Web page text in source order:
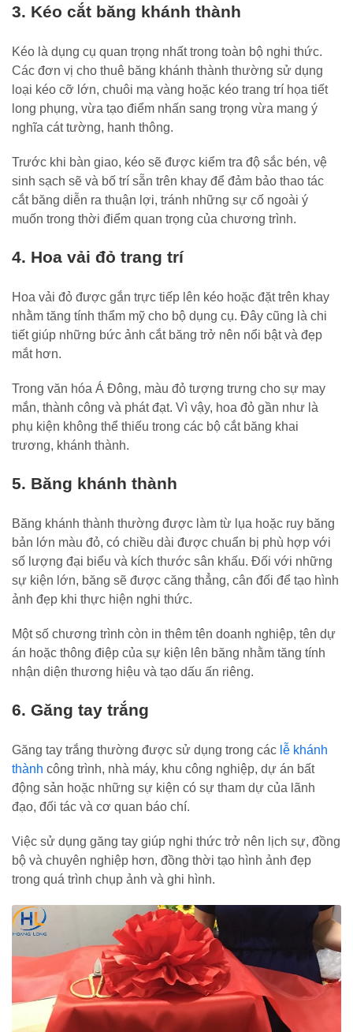
3. Kéo cắt băng khánh thành
Kéo là dụng cụ quan trọng nhất trong toàn bộ nghi thức.
Các đơn vị cho thuê băng khánh thành thường sử dụng
loại kéo cỡ lớn, chuôi mạ vàng hoặc kéo trang trí họa tiết
long phụng, vừa tạo điểm nhấn sang trọng vừa mang ý
nghĩa cát tường, hanh thông.
Trước khi bàn giao, kéo sẽ được kiểm tra độ sắc bén, vệ
sinh sạch sẽ và bố trí sẵn trên khay để đảm bảo thao tác
cắt băng diễn ra thuận lợi, tránh những sự cố ngoài ý
muốn trong thời điểm quan trọng của chương trình.
4. Hoa vải đỏ trang trí
Hoa vải đỏ được gắn trực tiếp lên kéo hoặc đặt trên khay
nhằm tăng tính thẩm mỹ cho bộ dụng cụ. Đây cũng là chi
tiết giúp những bức ảnh cắt băng trở nên nổi bật và đẹp
mắt hơn.
Trong văn hóa Á Đông, màu đỏ tượng trưng cho sự may
mắn, thành công và phát đạt. Vì vậy, hoa đỏ gần như là
phụ kiện không thể thiếu trong các bộ cắt băng khai
trương, khánh thành.
5. Băng khánh thành
Băng khánh thành thường được làm từ lụa hoặc ruy băng
bản lớn màu đỏ, có chiều dài được chuẩn bị phù hợp với
số lượng đại biểu và kích thước sân khấu. Đối với những
sự kiện lớn, băng sẽ được căng thẳng, cân đối để tạo hình
ảnh đẹp khi thực hiện nghi thức.
Một số chương trình còn in thêm tên doanh nghiệp, tên dự
án hoặc thông điệp của sự kiện lên băng nhằm tăng tính
nhận diện thương hiệu và tạo dấu ấn riêng.
6. Găng tay trắng
Găng tay trắng thường được sử dụng trong các lễ khánh
thành công trình, nhà máy, khu công nghiệp, dự án bất
động sản hoặc những sự kiện có sự tham dự của lãnh
đạo, đối tác và cơ quan báo chí.
Việc sử dụng găng tay giúp nghi thức trở nên lịch sự, đồng
bộ và chuyên nghiệp hơn, đồng thời tạo hình ảnh đẹp
trong quá trình chụp ảnh và ghi hình.